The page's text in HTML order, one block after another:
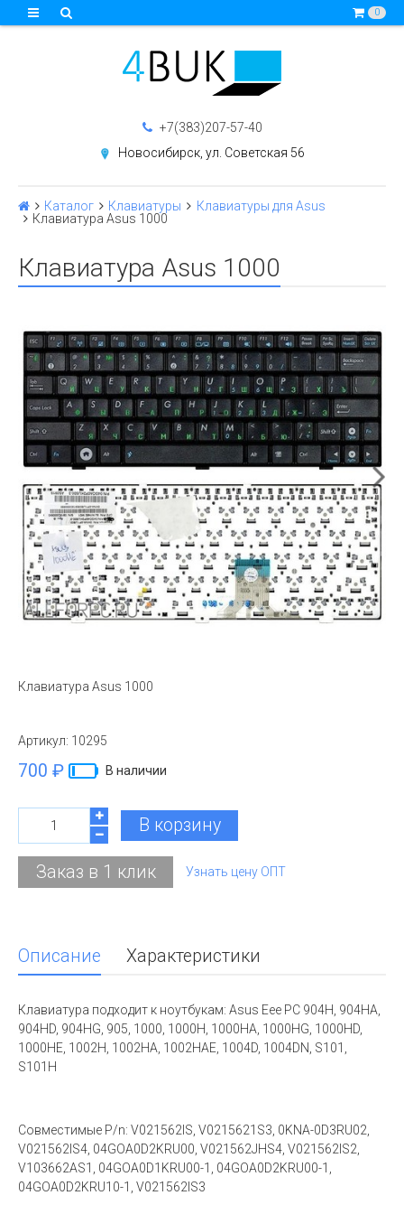
0
+7(383)207-57-40
Новосибирск, ул. Советская 56
Каталог Клавиатуры
Клавиатуры для Asus
Клавиатура Asus 1000
Клавиатура Asus 1000
Клавиатура Asus 1000
Артикул: 10295
700 ₽ В наличии
В корзину
Заказ в 1 клик Узнать цену ОПТ
Описание Характеристики
Клавиатура подходит к ноутбукам: Asus Eee PC 904H, 904HA,
904HD, 904HG, 905, 1000, 1000H, 1000HA, 1000HG, 1000HD,
1000HE, 1002H, 1002HA, 1002HAE, 1004D, 1004DN, S101,
S101H
Совместимые P/n: V021562IS, V0215621S3, 0KNA-0D3RU02,
V021562IS4, 04GOA0D2KRU00, V021562JHS4, V021562IS2,
V103662AS1, 04GOA0D1KRU00-1, 04GOA0D2KRU00-1,
04GOA0D2KRU10-1, V021562IS3